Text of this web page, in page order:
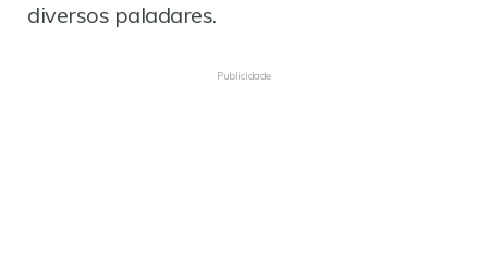
diversos paladares.
Publicidade